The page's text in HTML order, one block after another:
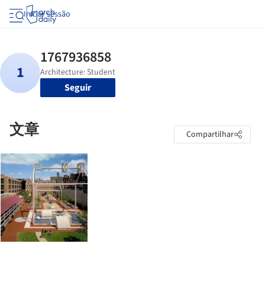
Iniciar sessão
Seguir
文章 Compartilhar